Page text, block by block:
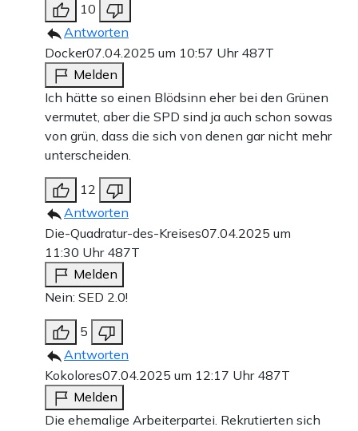
10
Antworten
Docker07.04.2025 um 10:57 Uhr 487T
Melden
Ich hätte so einen Blödsinn eher bei den Grünen
vermutet, aber die SPD sind ja auch schon sowas
von grün, dass die sich von denen gar nicht mehr
unterscheiden.
12
Antworten
Die-Quadratur-des-Kreises07.04.2025 um
11:30 Uhr 487T
Melden
Nein: SED 2.0!
5
Antworten
Kokolores07.04.2025 um 12:17 Uhr 487T
Melden
Die ehemalige Arbeiterpartei. Rekrutierten sich